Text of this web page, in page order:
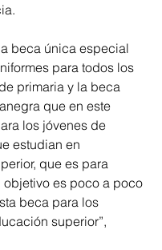
beca única especial
para todos los
primaria y la beca
que en este
los jóvenes de
estudian en
que es para
objetivo es poco a poco
beca para los
superior”,